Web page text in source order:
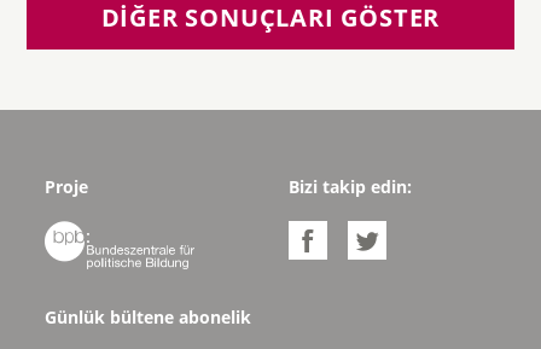
DIĞER SONUÇLARI GÖSTER
Proje

Bizi takip edin:
 
Günlük bültene abonelik